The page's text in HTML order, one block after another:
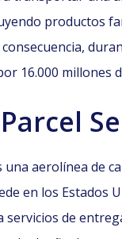
productos
16.000 millones
una aerolínea de
en los Estados
servicios de